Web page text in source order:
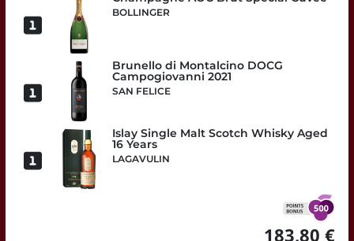
BOLLINGER
Brunello di Montalcino DOCG
Campogiovanni 2021
SAN FELICE
Islay Single Malt Scotch Whisky Aged
16 Years
LAGAVULIN
183,80 €